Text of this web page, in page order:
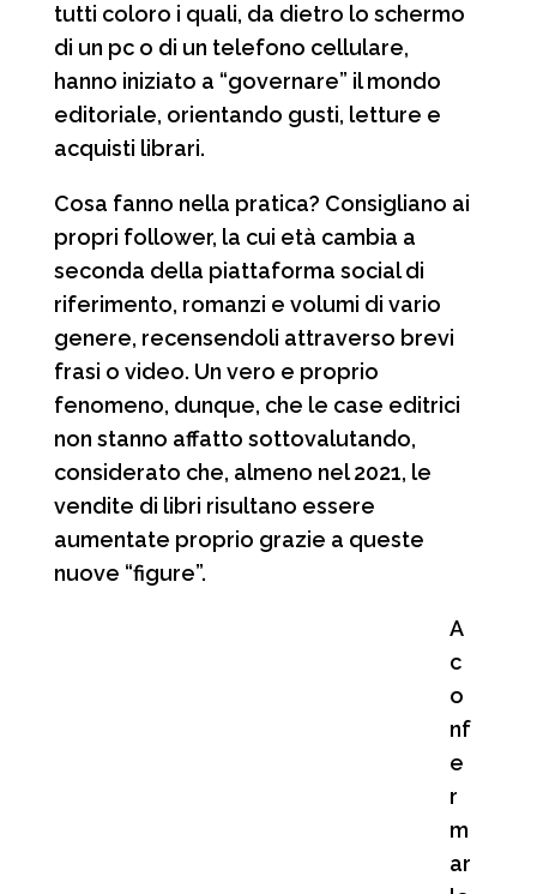
o
o
k
A
p
p
r
a
m
v
i
d
tutti coloro i quali, da dietro lo schermo
di un pc o di un telefono cellulare,
hanno iniziato a “governare” il mondo
editoriale, orientando gusti, letture e
acquisti librari.
Cosa fanno nella pratica? Consigliano ai
propri follower, la cui età cambia a
seconda della piattaforma social di
riferimento, romanzi e volumi di vario
genere, recensendoli attraverso brevi
frasi o video. Un vero e proprio
fenomeno, dunque, che le case editrici
non stanno affatto sottovalutando,
considerato che, almeno nel 2021, le
vendite di libri risultano essere
aumentate proprio grazie a queste
nuove “figure”.
A
c
o
nf
e
r
m
ar